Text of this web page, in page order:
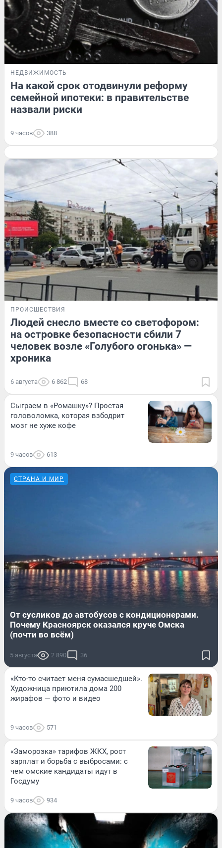
НЕДВИЖИМОСТЬ
На какой срок отодвинули реформу
семейной ипотеки: в правительстве
назвали риски
9 часов 388
ПРОИСШЕСТВИЯ
Людей снесло вместе со светофором:
на островке безопасности сбили 7
человек возле «Голубого огонька» —
хроника
6 августа 6 862 68
Сыграем в «Ромашку»? Простая
головоломка, которая взбодрит
мозг не хуже кофе
9 часов 613
СТРАНА И МИР
От сусликов до автобусов с кондиционерами.
Почему Красноярск оказался круче Омска
(почти во всём)
5 августа 2 890 36
«Кто-то считает меня сумасшедшей».
Художница приютила дома 200
жирафов — фото и видео
9 часов 571
«Заморозка» тарифов ЖКХ, рост
зарплат и борьба с выбросами: с
чем омские кандидаты идут в
Госдуму
9 часов 934